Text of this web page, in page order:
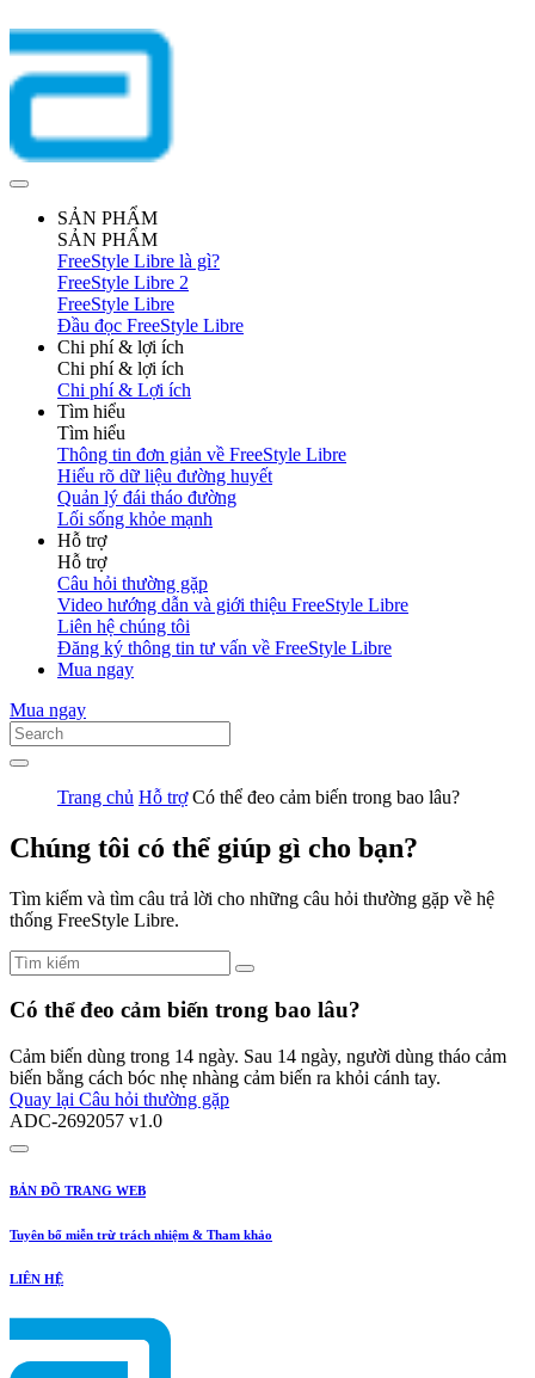
SẢN PHẨM
SẢN PHẨM
FreeStyle Libre là gì?
FreeStyle Libre 2
FreeStyle Libre
Đầu đọc FreeStyle Libre
Chi phí & lợi ích
Chi phí & lợi ích
Chi phí & Lợi ích
Tìm hiểu
Tìm hiểu
Thông tin đơn giản về FreeStyle Libre
Hiểu rõ dữ liệu đường huyết
Quản lý đái tháo đường
Lối sống khỏe mạnh
Hỗ trợ
Hỗ trợ
Câu hỏi thường gặp
Video hướng dẫn và giới thiệu FreeStyle Libre
Liên hệ chúng tôi
Đăng ký thông tin tư vấn về FreeStyle Libre
Mua ngay
Mua ngay
Trang chủ Hỗ trợ Có thể đeo cảm biến trong bao lâu?
Chúng tôi có thể giúp gì cho bạn?
Tìm kiếm và tìm câu trả lời cho những câu hỏi thường gặp về hệ
thống FreeStyle Libre.
Có thể đeo cảm biến trong bao lâu?
Cảm biến dùng trong 14 ngày. Sau 14 ngày, người dùng tháo cảm
biến bằng cách bóc nhẹ nhàng cảm biến ra khỏi cánh tay.
Quay lại Câu hỏi thường gặp
ADC-2692057 v1.0
BẢN ĐỒ TRANG WEB
Tuyên bố miễn trừ trách nhiệm & Tham khảo
LIÊN HỆ